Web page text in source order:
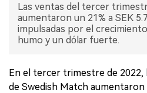
Las ventas del tercer
aumentaron un 21% a SEK
impulsadas por el
humo y un dólar fuerte.
En el tercer trimestre de
de Swedish Match aumentaron